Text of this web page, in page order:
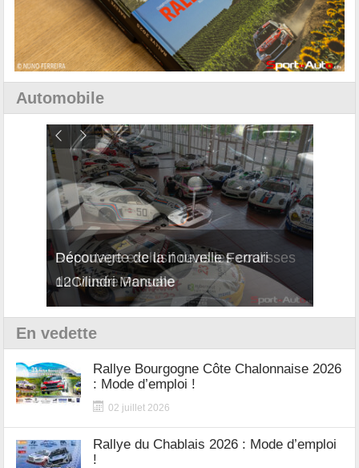
Automobile
Reportage exclusif dans les coulisses
du Musée Porsche
Découverte de la nouvelle Ferrari
12Cilindri Manuale
En vedette
Rallye Bourgogne Côte Chalonnaise 2026
: Mode d’emploi !
02 juillet 2026
Rallye du Chablais 2026 : Mode d’emploi
!